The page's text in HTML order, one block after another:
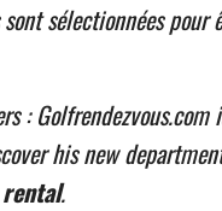
sont sélectionnées
: Golfrendezvous.com
his new
.